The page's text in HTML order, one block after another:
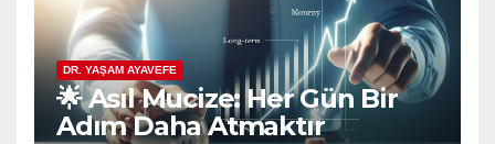
DR. YAŞAM AYAVEFE
🌟 Asıl Mucize: Her Gün Bir
Adım Daha Atmaktır